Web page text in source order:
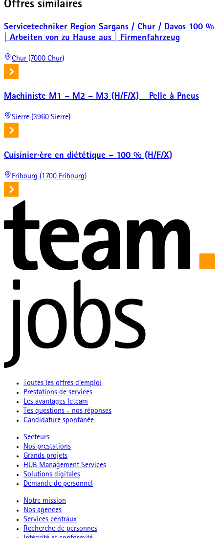
Offres similaires
Servicetechniker Region Sargans / Chur / Davos 100 %
| Arbeiten von zu Hause aus | Firmenfahrzeug
Chur (7000 Chur)
Machiniste M1 – M2 – M3 (H/F/X) _ Pelle à Pneus
Sierre (3960 Sierre)
Cuisinier·ère en diététique – 100 % (H/F/X)
Fribourg (1700 Fribourg)
Toutes les offres d'emploi
Prestations de services
Les avantages leteam
Tes questions - nos réponses
Candidature spontanée
Secteurs
Nos prestations
Grands projets
HUB Management Services
Solutions digitales
Demande de personnel
Notre mission
Nos agences
Services centraux
Recherche de personnes